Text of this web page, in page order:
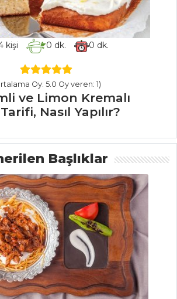
kişi 0 dk. 0 dk.
Oy: 5.0 Oy veren: 1)
ve Limon Kremalı
Nasıl Yapılır?
Başlıklar